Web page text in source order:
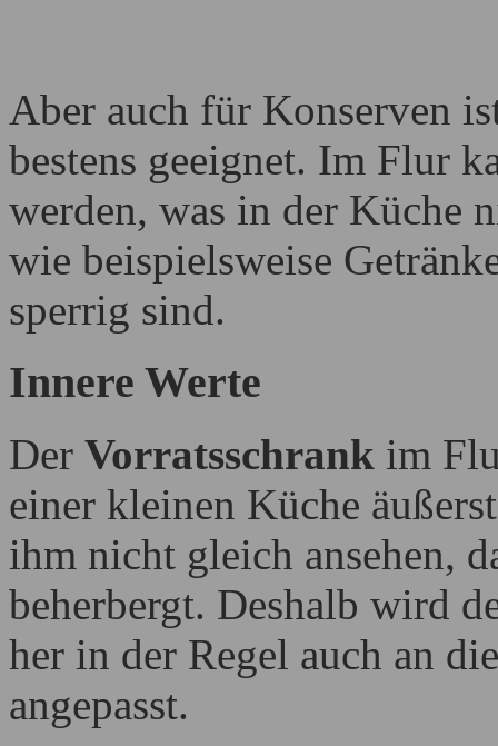
Aber auch für Konserven
bestens geeignet. Im Flur
werden, was in der Küche
wie beispielsweise
sperrig sind.
Innere Werte
Der Vorratsschrank im
einer kleinen Küche
ihm nicht gleich ansehen,
beherbergt. Deshalb wird
her in der Regel auch an
angepasst.